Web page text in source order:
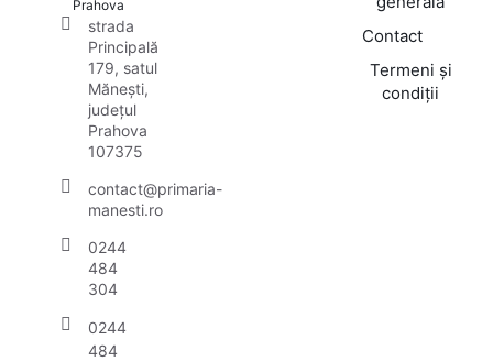
Prahova
strada
Principală
179, satul
Mănești,
județul
Prahova
107375
contact@primaria-
manesti.ro
0244
484
304
0244
484
Contact
Termeni și
condiții